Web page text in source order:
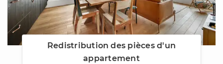
Redistribution des pièces d'un
appartement